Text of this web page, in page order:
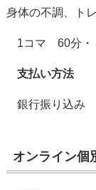
身体の不調、ト
1コマ 60分・
支払い方法
銀行振り込み
オンライン個